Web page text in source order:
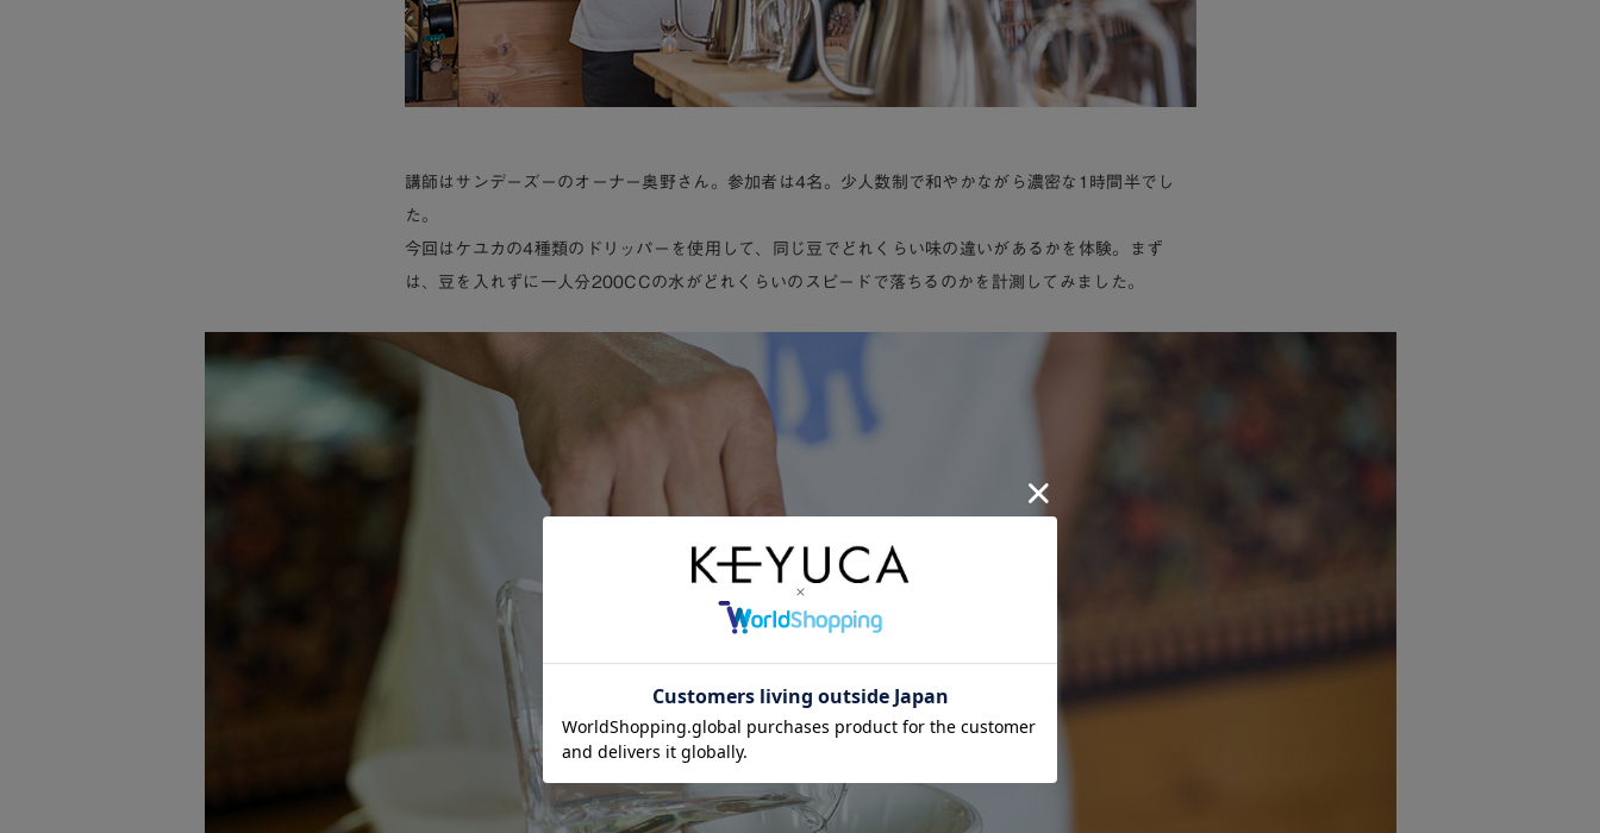
講師はサンデーズーのオーナー奥野さん。参加者は4名。少人数制で和やかながら濃密な1時間半でし
た。
今回はケユカの4種類のドリッパーを使用して、同じ豆でどれくらい味の違いがあるかを体験。まず
は、豆を入れずに一人分200CCの水がどれくらいのスピードで落ちるのかを計測してみました。